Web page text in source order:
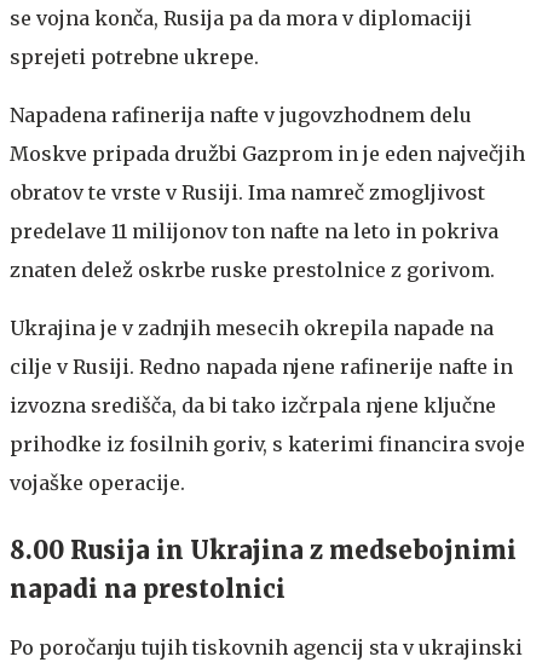
se vojna konča, Rusija pa da mora v diplomaciji
sprejeti potrebne ukrepe.
Napadena rafinerija nafte v jugovzhodnem delu
Moskve pripada družbi Gazprom in je eden največjih
obratov te vrste v Rusiji. Ima namreč zmogljivost
predelave 11 milijonov ton nafte na leto in pokriva
znaten delež oskrbe ruske prestolnice z gorivom.
Ukrajina je v zadnjih mesecih okrepila napade na
cilje v Rusiji. Redno napada njene rafinerije nafte in
izvozna središča, da bi tako izčrpala njene ključne
prihodke iz fosilnih goriv, s katerimi financira svoje
vojaške operacije.
8.00 Rusija in Ukrajina z medsebojnimi
napadi na prestolnici
Po poročanju tujih tiskovnih agencij sta v ukrajinski